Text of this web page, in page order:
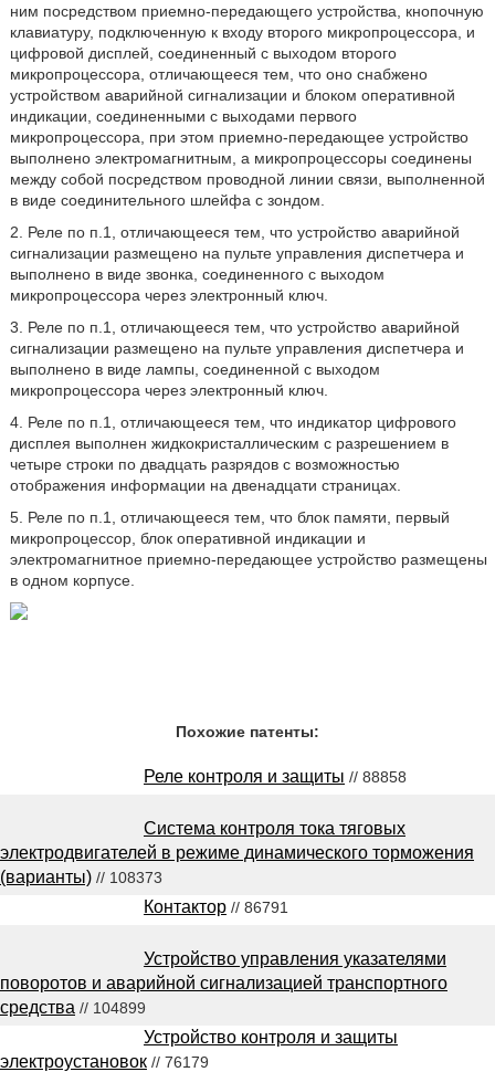
ним посредством приемно-передающего устройства, кнопочную
клавиатуру, подключенную к входу второго микропроцессора, и
цифровой дисплей, соединенный с выходом второго
микропроцессора, отличающееся тем, что оно снабжено
устройством аварийной сигнализации и блоком оперативной
индикации, соединенными с выходами первого
микропроцессора, при этом приемно-передающее устройство
выполнено электромагнитным, а микропроцессоры соединены
между собой посредством проводной линии связи, выполненной
в виде соединительного шлейфа с зондом.
2. Реле по п.1, отличающееся тем, что устройство аварийной
сигнализации размещено на пульте управления диспетчера и
выполнено в виде звонка, соединенного с выходом
микропроцессора через электронный ключ.
3. Реле по п.1, отличающееся тем, что устройство аварийной
сигнализации размещено на пульте управления диспетчера и
выполнено в виде лампы, соединенной с выходом
микропроцессора через электронный ключ.
4. Реле по п.1, отличающееся тем, что индикатор цифрового
дисплея выполнен жидкокристаллическим с разрешением в
четыре строки по двадцать разрядов с возможностью
отображения информации на двенадцати страницах.
5. Реле по п.1, отличающееся тем, что блок памяти, первый
микропроцессор, блок оперативной индикации и
электромагнитное приемно-передающее устройство размещены
в одном корпусе.
Похожие патенты:
Реле контроля и защиты // 88858
Система контроля тока тяговых
электродвигателей в режиме динамического торможения
(варианты) // 108373
Контактор // 86791
Устройство управления указателями
поворотов и аварийной сигнализацией транспортного
средства // 104899
Устройство контроля и защиты
электроустановок // 76179